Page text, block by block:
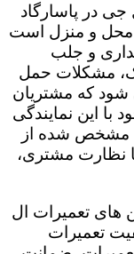
در پاسارگاد
محل و منزل است
و جلب
مشکلات حمل
که مشتریان
با این نمایندگی
مشخص شده از
نظارت مشتری،
های تعمیرات ال
تعمیرات